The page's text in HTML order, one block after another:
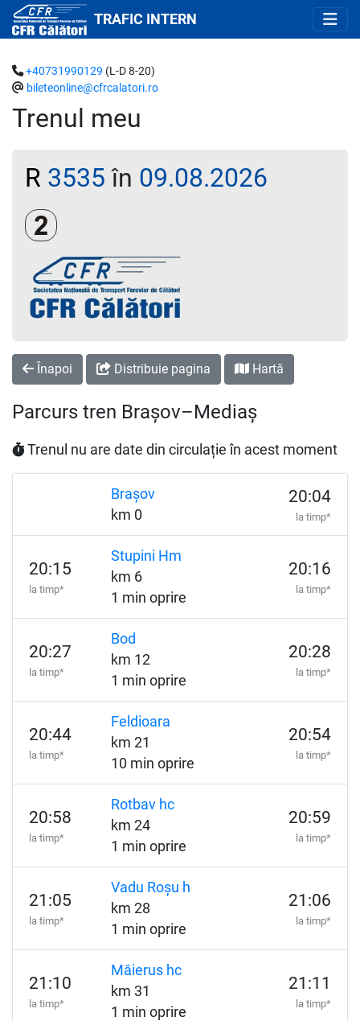
TRAFIC INTERN
Trenul meu
+40731990129 (L-D 8-20)
bileteonline@cfrcalatori.ro
R 3535 în 09.08.2026
Clasa a 2-a
Înapoi Distribuie pagina Hartă
Parcurs tren Brașov–Mediaș
Trenul nu are date din circulație în acest moment
Brașov
km 0
20:04
la timp*
20:15
la timp*
Stupini Hm
km 6
1 min oprire
20:16
la timp*
20:27
la timp*
Bod
km 12
1 min oprire
20:28
la timp*
20:44
la timp*
Feldioara
km 21
10 min oprire
20:54
la timp*
20:58
la timp*
Rotbav hc
km 24
1 min oprire
20:59
la timp*
21:05
la timp*
Vadu Roșu h
km 28
1 min oprire
21:06
la timp*
21:10
la timp*
Măierus hc
km 31
1 min oprire
21:11
la timp*